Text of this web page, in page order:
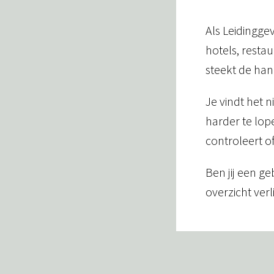
Als
hotels,
steekt de
Je vindt het
harder te
controleert
Ben jij een
overzicht